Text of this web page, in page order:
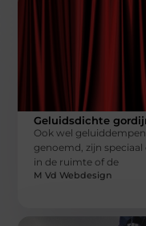
Geluidsdichte
Ook wel
genoemd, zijn
in de ruimte of de
M Vd Webdesign